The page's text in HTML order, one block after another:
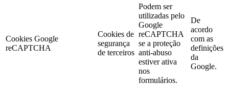
Cookies Google
reCAPTCHA
Cookies de
segurança
de terceiros
Podem ser
utilizadas pelo
Google
reCAPTCHA
se a proteção
anti-abuso
estiver ativa
nos
formulários.
De
acordo
com as
definições
da
Google.